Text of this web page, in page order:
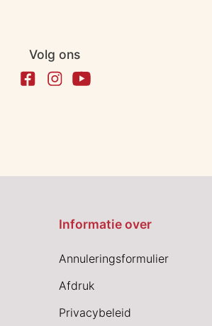
Volg ons
Informatie over
Annuleringsformulier
Afdruk
Privacybeleid